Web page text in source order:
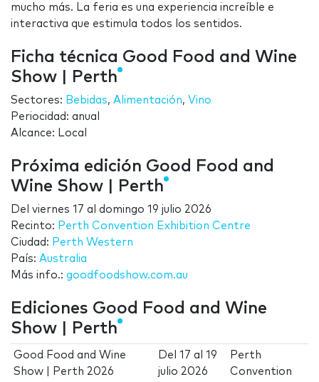
mucho más. La feria es una experiencia increíble e
interactiva que estimula todos los sentidos.
Ficha técnica Good Food and Wine
Show | Perth
Sectores: Bebidas, Alimentación, Vino
Periocidad: anual
Alcance: Local
Próxima edición Good Food and
Wine Show | Perth
Del viernes 17 al domingo 19 julio 2026
Recinto: Perth Convention Exhibition Centre
Ciudad: Perth Western
País: Australia
Más info.: goodfoodshow.com.au
Ediciones Good Food and Wine
Show | Perth
Good Food and Wine
Show | Perth 2026
Del17 al19
julio 2026
Perth
Convention